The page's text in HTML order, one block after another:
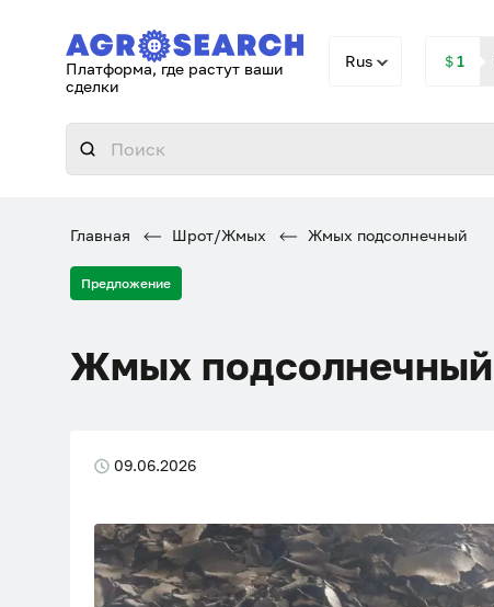
Платформа, где растут ваши
сделки
Rus ＄1
Главная Шрот/Жмых Жмых подсолнечный
Предложение
Жмых подсолнечный
09.06.2026